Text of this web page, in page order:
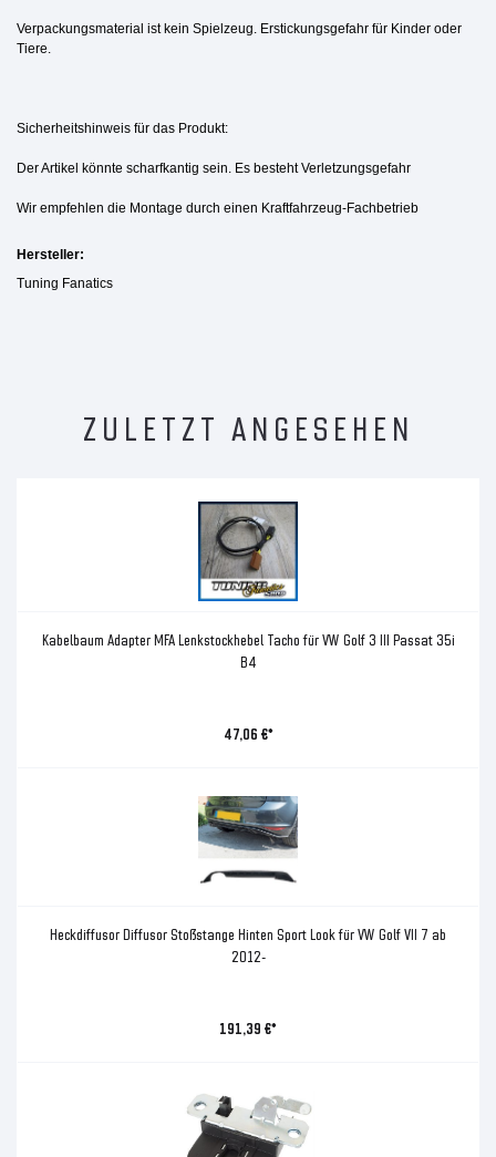
Verpackungsmaterial ist kein Spielzeug. Erstickungsgefahr für Kinder oder
Tiere.
Sicherheitshinweis für das Produkt:
Der Artikel könnte scharfkantig sein. Es besteht Verletzungsgefahr
Wir empfehlen die Montage durch einen Kraftfahrzeug-Fachbetrieb
Hersteller:
Tuning Fanatics
ZULETZT ANGESEHEN
Kabelbaum Adapter MFA Lenkstockhebel Tacho für VW Golf 3 III Passat 35i
B4
47,06 €*
Heckdiffusor Diffusor Stoßstange Hinten Sport Look für VW Golf VII 7 ab
2012-
191,39 €*